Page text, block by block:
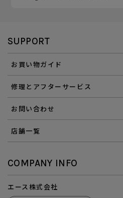
SUPPORT
お買い物ガイド
修理とアフターサービス
お問い合わせ
店舗一覧
COMPANY INFO
エース株式会社